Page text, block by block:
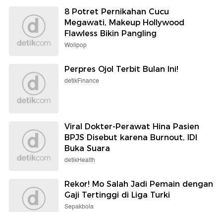
8 Potret Pernikahan Cucu
Megawati, Makeup Hollywood
Flawless Bikin Pangling
Wolipop
Perpres Ojol Terbit Bulan Ini!
detikFinance
Viral Dokter-Perawat Hina Pasien
BPJS Disebut karena Burnout, IDI
Buka Suara
detikHealth
Rekor! Mo Salah Jadi Pemain dengan
Gaji Tertinggi di Liga Turki
Sepakbola